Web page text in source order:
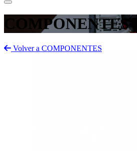
COMPONENTES
Volver a COMPONENTES